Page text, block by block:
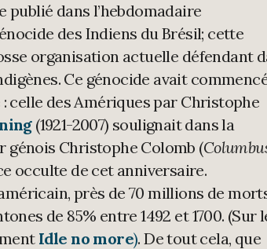
publié dans l’hebdomadaire
des Indiens du Brésil; cette
organisation actuelle défendant
Ce génocide avait
celle des Amériques par Christophe
(1921-2007) soulignait dans la
génois Christophe Colomb (
occulte de cet anniversaire.
près de 70 millions de
de 85% entre 1492 et 1700. (Sur
Idle no more). De tout cela, que